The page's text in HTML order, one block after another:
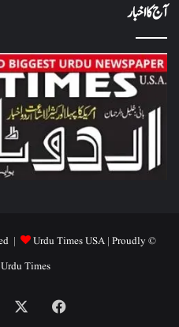
آج کا اخبار
© Copyright 2026, All Rights Reserved |
Urdu Times USA| Proudly
Urdu Times
Facebook